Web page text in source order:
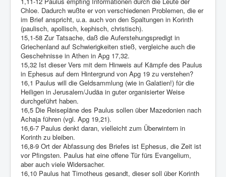
Chloe. Dadurch wußte er von verschiedenen Problemen, die er
im Brief anspricht, u.a. auch von den Spaltungen in Korinth
(paulisch, apollisch, kephisch, christisch).
15,1-58 Zur Tatsache, daß die Auferstehungspredigt in
Griechenland auf Schwierigkeiten stieß, vergleiche auch die
Geschehnisse in Athen in Apg 17,32.
15,32 Ist dieser Vers mit dem Hinweis auf Kämpfe des Paulus
in Ephesus auf dem Hintergrund von Apg 19 zu verstehen?
16,1 Paulus will die Geldsammlung (wie in Galatien!) für die
Heiligen in Jerusalem/Judäa in guter organisierter Weise
durchgeführt haben.
16,5 Die Reisepläne des Paulus sollen über Mazedonien nach
Achaja führen (vgl. Apg 19,21).
16,6-7 Paulus denkt daran, vielleicht zum Überwintern in
Korinth zu bleiben.
16,8-9 Ort der Abfassung des Briefes ist Ephesus, die Zeit ist
vor Pfingsten. Paulus hat eine offene Tür fürs Evangelium,
aber auch viele Widersacher.
16,10 Paulus hat Timotheus gesandt, dieser soll über Korinth